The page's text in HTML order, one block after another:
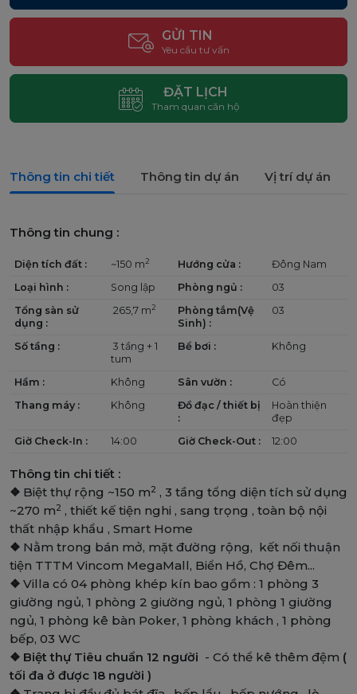
GỬI TIN
Yêu cầu tư vấn
ĐẶT LỊCH
Tham quan căn hộ
Thông tin chi tiết Thông tin dự án Vị trí dự án
Thông tin chung :
Diện tích đất : ~150 m2 Hướng cửa :
Đông Nam
Loại hình :
Song lập Phòng ngủ :
03
Tổng sàn sử
dụng :
265,7 m2
Phòng tắm(Vệ
Sinh) :
03
Số tầng :
3 tầng + 1
tum
Bể bơi : Không
Hầm : Không Sân vườn :
Có
Thang máy :
Không
Đồ đạc / thiết bị
:
Hoàn thiện
đẹp
Giờ Check-In :
14:00 Giờ Check-Out : 12:00
Thông tin chi tiết :
❖ Biệt thự rộng ~150 m2 , 3 tầng tổng diện tích sử dụng
~270 m2 , thiết kế tiện nghi , sang trọng , toàn bộ nội
thất nhập khẩu , Smart Home
❖ Nằm trong bán mở, mặt đường rộng, kết nối thuận
tiện TTTM Vincom MegaMall, Biển Hồ, Chợ Đêm...
❖ Villa có 04 phòng khép kín bao gồm : 1 phòng 3
giường ngủ, 1 phòng 2 giường ngủ, 1 phòng 1 giường
ngủ, 1 phòng kê bàn Poker, 1 phòng khách , 1 phòng
bếp, 03 WC
❖ Biệt thự Tiêu chuẩn 12 người - Có thể kê thêm đệm (
tối đa ở được 18 người )